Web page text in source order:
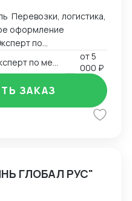
Перевозки, логистика,
оформление
по
Профессиональный
опытом в
и логистике. Полный
операций — от
и
1.
таможенных платежей
решений
уплаченных
от5
000 ₽
ЗАКАЗ
ГЛОБАЛ РУС"